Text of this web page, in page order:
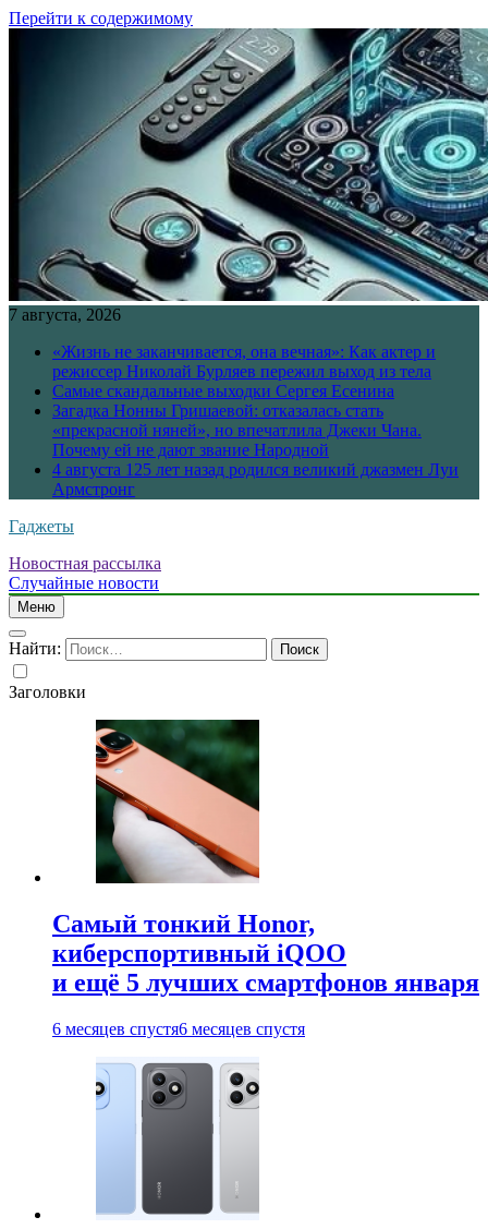
Перейти к содержимому
7 августа, 2026
«Жизнь не заканчивается, она вечная»: Как актер и
режиссер Николай Бурляев пережил выход из тела
Самые скандальные выходки Сергея Есенина
Загадка Нонны Гришаевой: отказалась стать
«прекрасной няней», но впечатлила Джеки Чана.
Почему ей не дают звание Народной
4 августа 125 лет назад родился великий джазмен Луи
Армстронг
Гаджеты
Новостная рассылка
Случайные новости
Меню
Найти:
Заголовки
Самый тонкий Honor,
киберспортивный iQOO
и ещё 5 лучших смартфонов января
6 месяцев спустя6 месяцев спустя